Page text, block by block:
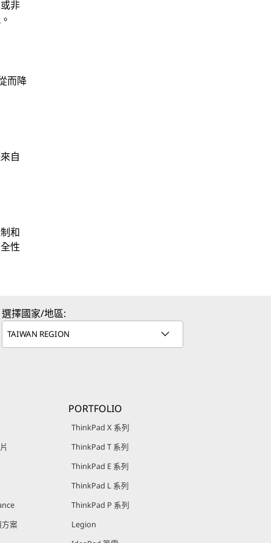
非
而降
自
和
性
選擇國家/地區:
案
PORTFOLIO
ThinkPad X 系列
ThinkPad T 系列
ThinkPad E 系列
ThinkPad L 系列
ThinkPad P 系列
Legion